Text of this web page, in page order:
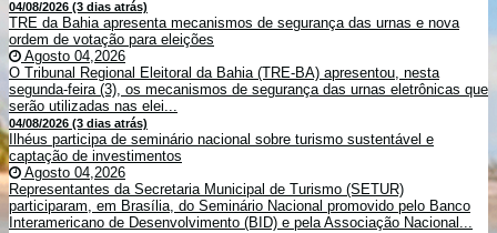
04/08/2026 (3 dias atrás)
TRE da Bahia apresenta mecanismos de segurança das urnas e nova
ordem de votação para eleições
Agosto 04,2026
O Tribunal Regional Eleitoral da Bahia (TRE-BA) apresentou, nesta
segunda-feira (3), os mecanismos de segurança das urnas eletrônicas que
serão utilizadas nas elei...
04/08/2026 (3 dias atrás)
Ilhéus participa de seminário nacional sobre turismo sustentável e
captação de investimentos
Agosto 04,2026
Representantes da Secretaria Municipal de Turismo (SETUR)
participaram, em Brasília, do Seminário Nacional promovido pelo Banco
Interamericano de Desenvolvimento (BID) e pela Associação Nacional...